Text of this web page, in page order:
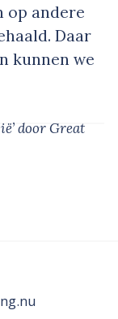
op andere
Daar
kunnen we
door Great